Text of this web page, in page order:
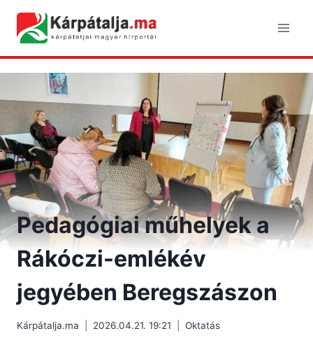
content
Pedagógiai műhelyek a
Rákóczi-emlékév
jegyében Beregszászon
Kárpátalja.ma 2026.04.21. 19:21 Oktatás